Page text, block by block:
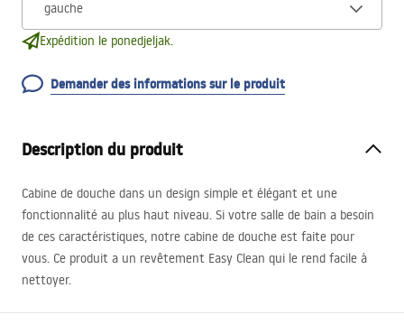
Expédition le ponedjeljak.
Demander des informations sur le produit
Description du produit
Cabine de douche dans un design simple et élégant et une
fonctionnalité au plus haut niveau. Si votre salle de bain a besoin
de ces caractéristiques, notre cabine de douche est faite pour
vous. Ce produit a un revêtement Easy Clean qui le rend facile à
nettoyer.